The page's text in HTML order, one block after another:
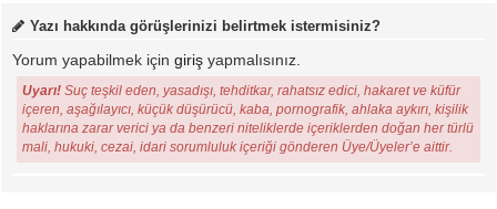
Yazı hakkında görüşlerinizi belirtmek istermisiniz?
Yorum yapabilmek için giriş yapmalısınız.
Uyarı! Suç teşkil eden, yasadışı, tehditkar, rahatsız edici, hakaret ve küfür
içeren, aşağılayıcı, küçük düşürücü, kaba, pornografik, ahlaka aykırı, kişilik
haklarına zarar verici ya da benzeri niteliklerde içeriklerden doğan her türlü
mali, hukuki, cezai, idari sorumluluk içeriği gönderen Üye/Üyeler’e aittir.